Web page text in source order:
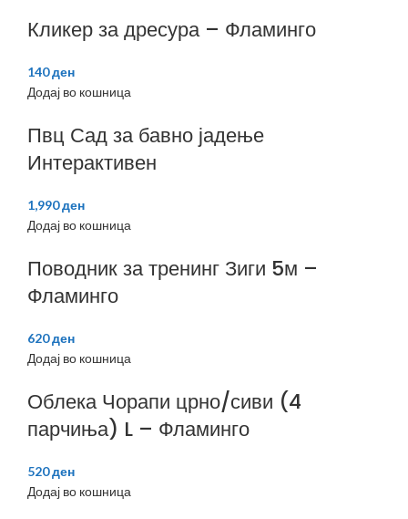
Кликер за дресура – Фламинго
140ден
Додај во кошница
Пвц Сад за бавно јадење
Интерактивен
1,990ден
Додај во кошница
Поводник за тренинг Зиги 5м –
Фламинго
620ден
Додај во кошница
Облека Чорапи црно/сиви (4
парчиња) L – Фламинго
520ден
Додај во кошница